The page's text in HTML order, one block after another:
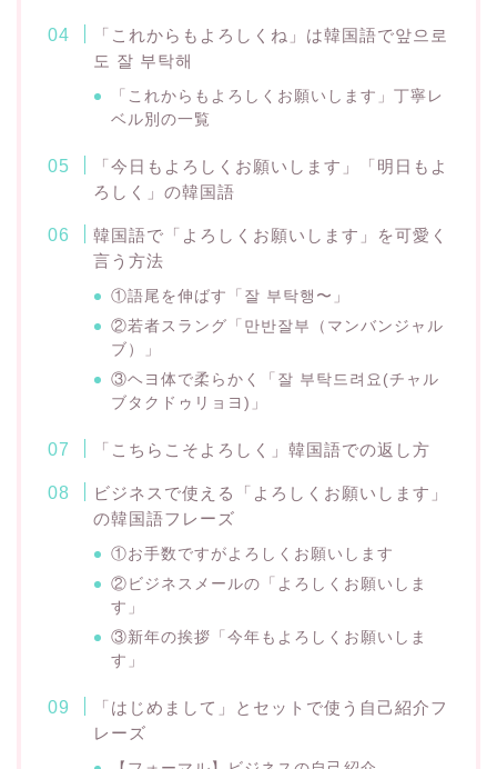
「これからもよろしくね」は韓国語で앞으로
도 잘 부탁해
「これからもよろしくお願いします」丁寧レ
ベル別の一覧
「今日もよろしくお願いします」「明日もよ
ろしく」の韓国語
韓国語で「よろしくお願いします」を可愛く
言う方法
①語尾を伸ばす「잘 부탁행〜」
②若者スラング「만반잘부（マンバンジャル
ブ）」
③ヘヨ体で柔らかく「잘 부탁드려요(チャル
ブタクドゥリョヨ)」
「こちらこそよろしく」韓国語での返し方
ビジネスで使える「よろしくお願いします」
の韓国語フレーズ
①お手数ですがよろしくお願いします
②ビジネスメールの「よろしくお願いしま
す」
③新年の挨拶「今年もよろしくお願いしま
す」
「はじめまして」とセットで使う自己紹介フ
レーズ